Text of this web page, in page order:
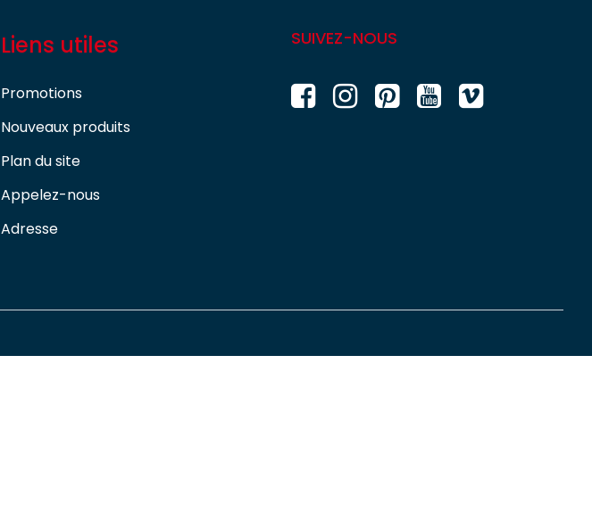
Liens utiles
Promotions
Nouveaux produits
Plan du site
Appelez-nous
Adresse
SUIVEZ-NOUS